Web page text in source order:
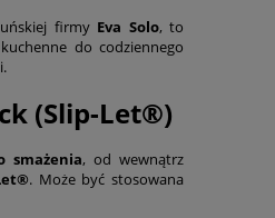
firmy Eva Solo, to
do codziennego
(Slip-Let®)
smażenia, od wewnątrz
.Może być stosowana